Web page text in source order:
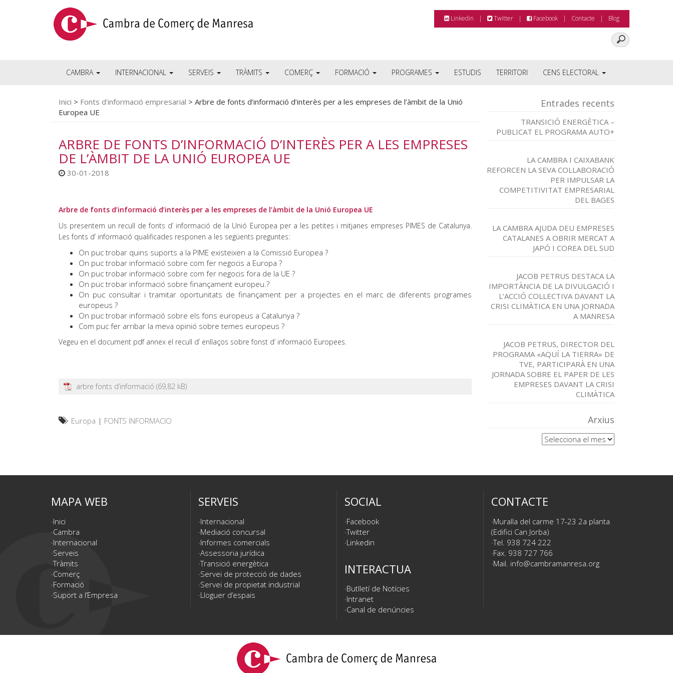
Linkedin Twitter Facebook Contacte Blog
CAMBRA INTERNACIONAL SERVEIS TRÀMITS COMERÇ FORMACIÓ PROGRAMES ESTUDIS TERRITORI CENS ELECTORAL
Inici > Fonts d'informació empresarial > Arbre de fonts d’informació d’interès per a les empreses de l’àmbit de la Unió
Europea UE
ARBRE DE FONTS D’INFORMACIÓ D’INTERÈS PER A LES EMPRESES
DE L’ÀMBIT DE LA UNIÓ EUROPEA UE
30-01-2018
Arbre de fonts d’informació d’interès per a les empreses de l’àmbit de la Unió Europea UE
Us presentem un recull de fonts d’ informació de la Unió Europea per a les petites i mitjanes empreses PIMES de Catalunya.
Les fonts d’ informació qualificades responen a les següents preguntes:
On puc trobar quins suports a la PIME existeixen a la Comissió Europea ?
On puc trobar informació sobre com fer negocis a Europa ?
On puc trobar informació sobre com fer negocis fora de la UE ?
On puc trobar informació sobre finançament europeu.?
On puc consultar i tramitar oportunitats de finançament per a projectes en el marc de diferents programes
europeus ?
On puc trobar informació sobre els fons europeus a Catalunya ?
Com puc fer arribar la meva opinió sobre temes europeus ?
Vegeu en el document pdf annex el recull d’ enllaços sobre fonst d’ informació Europees.
arbre fonts d’informació
Europa | FONTS INFORMACIO
Entrades recents
TRANSICIÓ ENERGÈTICA –
PUBLICAT EL PROGRAMA AUTO+
LA CAMBRA I CAIXABANK
REFORCEN LA SEVA COL·LABORACIÓ
PER IMPULSAR LA
COMPETITIVITAT EMPRESARIAL
DEL BAGES
LA CAMBRA AJUDA DEU EMPRESES
CATALANES A OBRIR MERCAT A
JAPÓ I COREA DEL SUD
JACOB PETRUS DESTACA LA
IMPORTÀNCIA DE LA DIVULGACIÓ I
L’ACCIÓ COL·LECTIVA DAVANT LA
CRISI CLIMÀTICA EN UNA JORNADA
A MANRESA
JACOB PETRUS, DIRECTOR DEL
PROGRAMA «AQUÍ LA TIERRA» DE
TVE, PARTICIPARÀ EN UNA
JORNADA SOBRE EL PAPER DE LES
EMPRESES DAVANT LA CRISI
CLIMÀTICA
Arxius
Arxius
MAPA WEB
Inici
Cambra
Internacional
Serveis
Tràmits
Comerç
Formació
Suport a l’Empresa
SERVEIS
Internacional
Mediació concursal
Informes comercials
Assessoria jurídica
Transició energètica
Servei de protecció de dades
Servei de propietat industrial
Lloguer d’espais
SOCIAL
Facebook
Twitter
Linkedin
INTERACTUA
Butlletí de Notícies
Intranet
Canal de denúncies
CONTACTE
Muralla del carme 17-23 2a planta
(Edifici Can Jorba)
Tel. 938 724 222
Fax. 938 727 766
Mail. info@cambramanresa.org